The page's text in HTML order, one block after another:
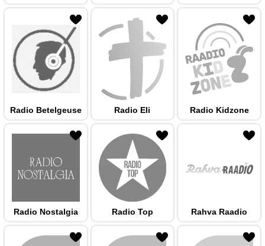
Radio Betelgeuse Radio Eli Radio Kidzone
Radio Nostalgia Radio Top Rahva Raadio